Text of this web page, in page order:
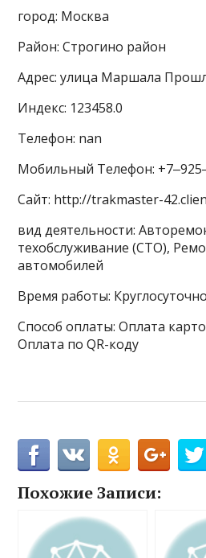
город: Москва
Район: Строгино район
Адрес: улица Маршала
Индекс: 123458.0
Телефон: nan
Мобильный Телефон:
Сайт: http://trakmaster-
вид деятельности:
техобслуживание (СТО),
автомобилей
Время работы: Круглосуточно
Способ оплаты: Оплата
Оплата по QR-коду
Похожие Записи: